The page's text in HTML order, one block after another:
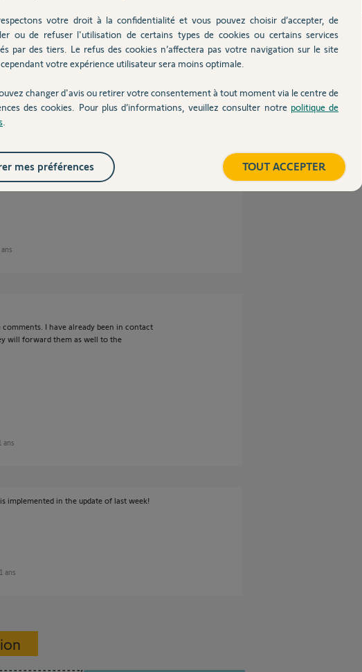
Mr Somfy heard you...
department.
I have already been in contact
will forward them as well to the
ans
implemented in the update of last week!
ans
votre droit à la confidentialité et vous pouvez choisir d’accepter, de
ou de refuser l'utilisation de certains types de cookies ou certains services
par des tiers. Le refus des cookies n’affectera pas votre navigation sur le site
votre expérience utilisateur sera moins optimale.
changer d'avis ou retirer votre consentement à tout moment via le centre de
des cookies. Pour plus d’informations, veuillez consulter notre politique de
TOUT ACCEPTER
mes préférences